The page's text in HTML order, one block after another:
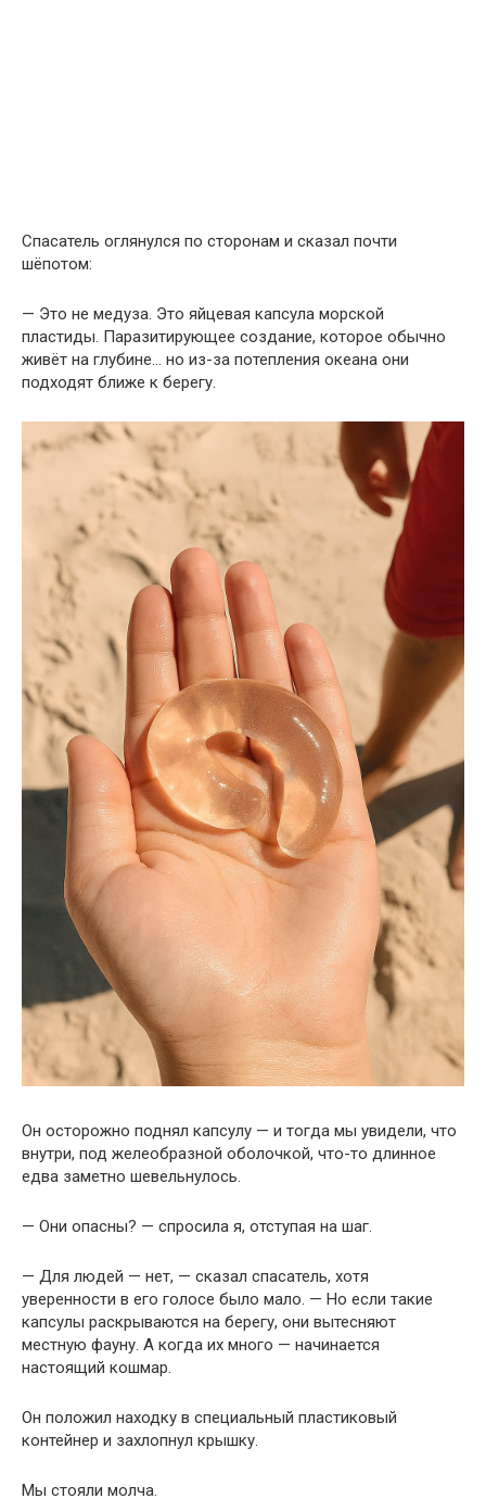
Спасатель оглянулся по сторонам и сказал почти
шёпотом:
— Это не медуза. Это яйцевая капсула морской
пластиды. Паразитирующее создание, которое обычно
живёт на глубине… но из-за потепления океана они
подходят ближе к берегу.
Он осторожно поднял капсулу — и тогда мы увидели, что
внутри, под желеобразной оболочкой, что-то длинное
едва заметно шевельнулось.
— Они опасны? — спросила я, отступая на шаг.
— Для людей — нет, — сказал спасатель, хотя
уверенности в его голосе было мало. — Но если такие
капсулы раскрываются на берегу, они вытесняют
местную фауну. А когда их много — начинается
настоящий кошмар.
Он положил находку в специальный пластиковый
контейнер и захлопнул крышку.
Мы стояли молча.